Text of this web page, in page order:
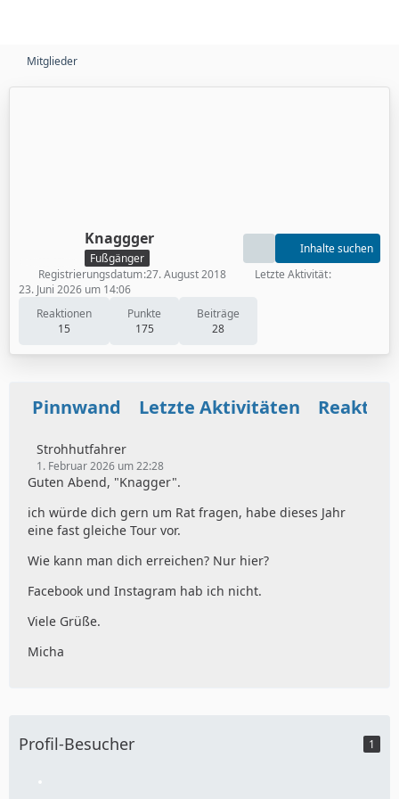
Mitglieder
Knaggger
Fußgänger
Reaktionen
15
Punkte
175
Beiträge
28
Inhalte suchen
Registrierungsdatum 27. August 2018
Letzte Aktivität
23. Juni 2026 um 14:06
Pinnwand Letzte Aktivitäten
Strohhutfahrer
1. Februar 2026 um 22:28
Guten Abend, "Knagger".
ich würde dich gern um Rat fragen, habe dieses Jahr
eine fast gleiche Tour vor.
Wie kann man dich erreichen? Nur hier?
Facebook und Instagram hab ich nicht.
Viele Grüße.
Micha
Profil-Besucher 1